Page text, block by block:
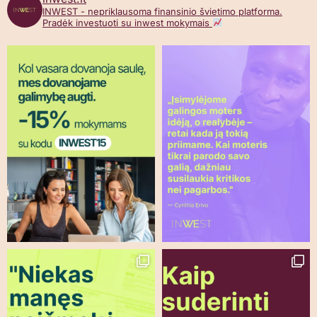
INWEST - nepriklausoma finansinio švietimo platforma.
Pradėk investuoti su inwest mokymais